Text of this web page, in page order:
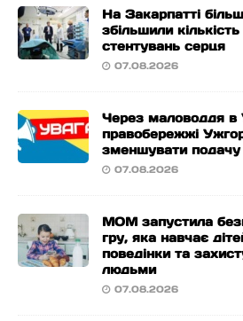
На Закарпатті
збільшили
стентувань серця
07.08.2026
Через маловоддя в
правобережжі
зменшувати подачу
07.08.2026
МОМ запустила
гру, яка навчає
поведінки та
людьми
07.08.2026